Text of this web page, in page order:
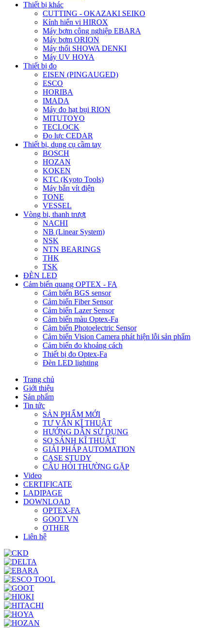
Thiết bị khác
CUTTING - OKAZAKI SEIKO
Kính hiển vi HIROX
Máy bơm công nghiệp EBARA
Máy bơm ORION
Máy thổi SHOWA DENKI
Máy UV HOYA
Thiết bị đo
EISEN (PINGAUGED)
ESCO
HORIBA
IMADA
Máy đo hạt bụi RION
MITUTOYO
TECLOCK
Đo lực CEDAR
Thiết bị, dụng cụ cầm tay
BOSCH
HOZAN
KOKEN
KTC (Kyoto Tools)
Máy bắn vít điện
TONE
VESSEL
Vòng bi, thanh trượt
NACHI
NB (Linear System)
NSK
NTN BEARINGS
THK
TSK
ĐÈN LED
Cảm biến quang OPTEX - FA
Cảm biến BGS sensor
Cảm biến Fiber Sensor
Cảm biến Lazer Sensor
Cảm biến màu Optex-Fa
Cảm biến Photoelectric Sensor
Cảm biến Vision Camera phát hiện lỗi sản phẩm
Cảm biến đo khoảng cách
Thiết bị đo Optex-Fa
Đèn LED lighting
Trang chủ
Giới thiệu
Sản phẩm
Tin tức
SẢN PHẨM MỚI
TƯ VẤN KĨ THUẬT
HƯỚNG DẪN SỬ DỤNG
SO SÁNH KĨ THUẬT
GIẢI PHÁP AUTOMATION
CASE STUDY
CÂU HỎI THƯỜNG GẶP
Video
CERTIFICATE
LADIPAGE
DOWNLOAD
OPTEX-FA
GOOT VN
OTHER
Liên hệ